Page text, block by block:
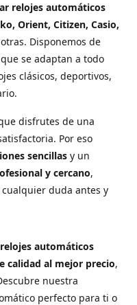
relojes automáticos
Orient, Citizen, Casio,
Disponemos de
se adaptan a todo
clásicos, deportivos,
disfrutes de una
Por eso
sencillas y un
y cercano,
duda antes y
automáticos
calidad al mejor precio,
nuestra
perfecto para ti o